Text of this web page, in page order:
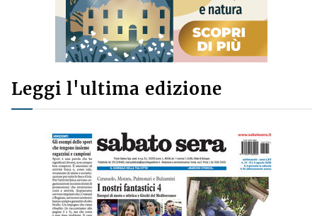
Leggi l'ultima edizione